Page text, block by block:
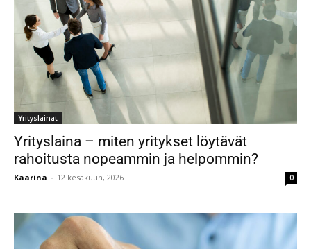
Yrityslainat
Yrityslaina – miten yritykset löytävät
rahoitusta nopeammin ja helpommin?
Kaarina - 12 kesäkuun, 2026 0